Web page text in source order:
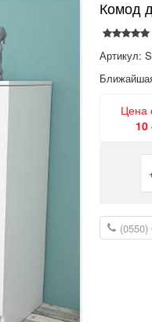
Комод
Артикул:
Цена
10